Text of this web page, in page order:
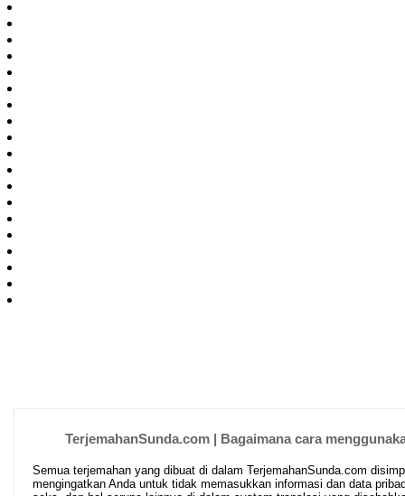
TerjemahanSunda.com | Bagaimana cara
Semua terjemahan yang dibuat di dalam TerjemahanSunda.com
mengingatkan Anda untuk tidak memasukkan informasi dan data